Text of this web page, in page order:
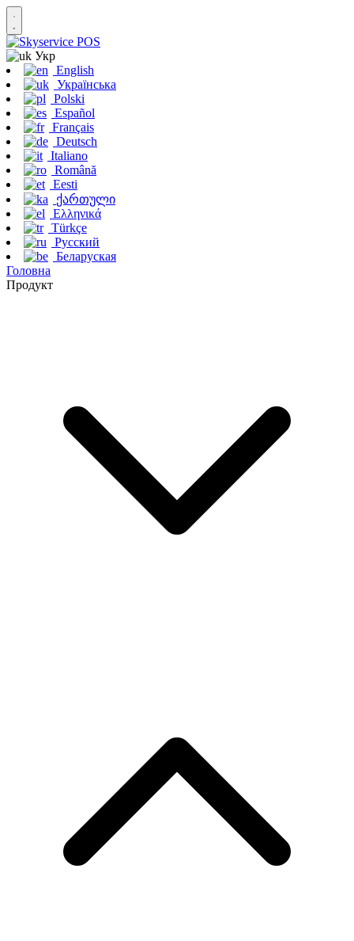
Укр
English
Українська
Polski
Español
Français
Deutsch
Italiano
Română
Eesti
ქართული
Ελληνικά
Türkçe
Русский
Беларуская
Головна
Продукт